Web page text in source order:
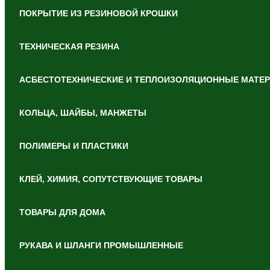
ПОКРЫТИЕ ИЗ РЕЗИНОВОЙ КРОШКИ
ТЕХНИЧЕСКАЯ РЕЗИНА
АСБЕСТОТЕХНИЧЕСКИЕ И ТЕПЛОИЗОЛЯЦИОННЫЕ
КОЛЬЦА, ШАЙБЫ, МАНЖЕТЫ
ПОЛИМЕРЫ И ПЛАСТИКИ
КЛЕЙ, ХИМИЯ, СОПУТСТВУЮЩИЕ ТОВАРЫ
ТОВАРЫ ДЛЯ ДОМА
РУКАВА И ШЛАНГИ ПРОМЫШЛЕННЫЕ